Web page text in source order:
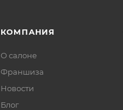
КОМПАНИЯ
О салоне
Франшиза
Новости
Блог